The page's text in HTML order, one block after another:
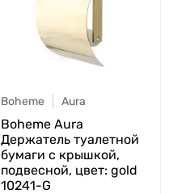
Boheme Aura
Boheme Aura
Держатель туалетной
бумаги с крышкой,
подвесной, цвет: gold
10241-G